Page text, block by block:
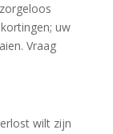
uw
Vraag
wilt zijn